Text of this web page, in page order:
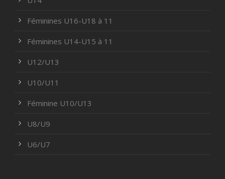
Féminines U16-U18 à 11
Féminines U14-U15 à 11
U12/U13
U10/U11
Féminine U10/U13
U8/U9
U6/U7